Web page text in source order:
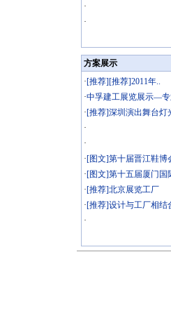
·
·
方案展示
·[推荐][推荐]2011年..
·中孚建工展览展示—专
·[推荐]深圳演出舞台灯
·
·
·[图文]第十届晋江鞋博
·[图文]第十五届厦门国
·[推荐]北京展览工厂
·[推荐]设计与工厂相结
·